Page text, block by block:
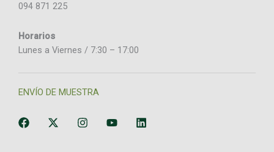
094 871 225
Horarios
Lunes a Viernes / 7:30 – 17:00
ENVÍO DE MUESTRA